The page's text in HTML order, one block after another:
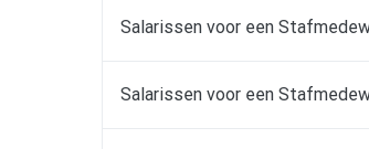
Salarissen voor een
Salarissen voor een